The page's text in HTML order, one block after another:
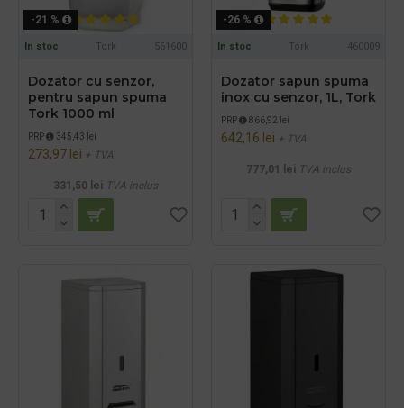
-21 %
In stoc Tork 561600
Dozator cu senzor,
pentru sapun spuma
Tork 1000 ml
PRP 345,43 lei
273,97 lei + TVA
331,50 lei TVA inclus
-26 %
In stoc Tork 460009
Dozator sapun spuma
inox cu senzor, 1L, Tork
PRP 866,92 lei
642,16 lei + TVA
777,01 lei TVA inclus